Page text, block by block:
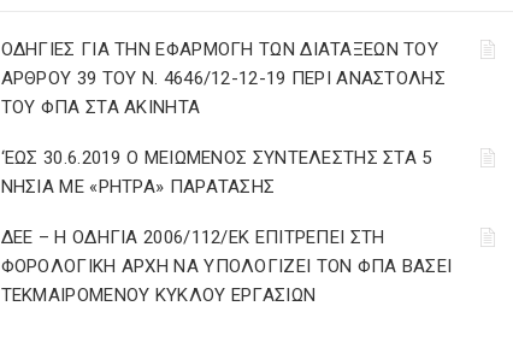
ΟΔΗΓΙΕΣ ΓΙΑ ΤΗΝ ΕΦΑΡΜΟΓΗ ΤΩΝ ΔΙΑΤΑΞΕΩΝ ΤΟΥ
ΑΡΘΡΟΥ 39 ΤΟΥ Ν. 4646/12-12-19 ΠΕΡΙ ΑΝΑΣΤΟΛΗΣ
ΤΟΥ ΦΠΑ ΣΤΑ ΑΚΙΝΗΤΑ
‘ΕΩΣ 30.6.2019 Ο ΜΕΙΩΜΕΝΟΣ ΣΥΝΤΕΛΕΣΤΗΣ ΣΤΑ 5
ΝΗΣΙΑ ΜΕ «ΡΗΤΡΑ» ΠΑΡΑΤΑΣΗΣ
ΔΕΕ – Η ΟΔΗΓΙΑ 2006/112/ΕΚ ΕΠΙΤΡΕΠΕΙ ΣΤΗ
ΦΟΡΟΛΟΓΙΚΗ ΑΡΧΗ ΝΑ ΥΠΟΛΟΓΙΖΕΙ ΤΟΝ ΦΠΑ ΒΑΣΕΙ
ΤΕΚΜΑΙΡΟΜΕΝΟΥ ΚΥΚΛΟΥ ΕΡΓΑΣΙΩΝ